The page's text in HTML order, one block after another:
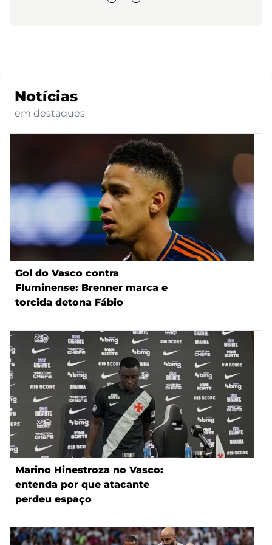
Notícias
em destaques
Gol do Vasco contra
Fluminense: Brenner marca e
torcida detona Fábio
Marino Hinestroza no Vasco:
entenda por que atacante
perdeu espaço